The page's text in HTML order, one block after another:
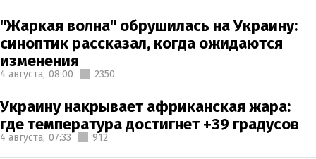
"Жаркая волна" обрушилась на Украину:
синоптик рассказал, когда ожидаются
изменения
4 августа, 08:00 2350
Украину накрывает африканская жара:
где температура достигнет +39 градусов
4 августа, 07:33 912